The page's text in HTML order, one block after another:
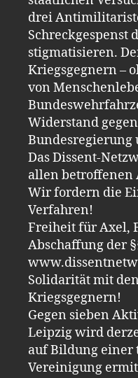
drei
Schreckgespenst
stigmatisieren.
Kriegsgegnern –
von
Widerstand
Bundesregierung
Das Dissent-
allen betroffenen
Wir fordern die
Verfahren!
Freiheit für Axel,
Abschaffung der
Solidarität mit
Kriegsgegnern!
Gegen sieben
Leipzig wird
auf Bildung einer
Vereinigung